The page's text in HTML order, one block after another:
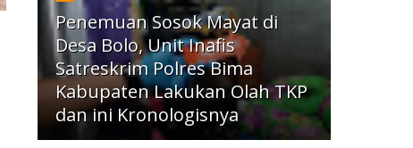
Penemuan Sosok Mayat di
Desa Bolo, Unit Inafis
Satreskrim Polres Bima
Kabupaten Lakukan Olah TKP
dan ini Kronologisnya